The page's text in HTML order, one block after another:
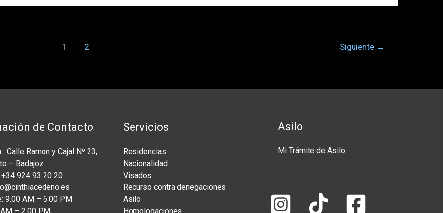
1 2 Siguiente →
de Contacto
Calle Ramon y Cajal Nº 23,
– Badajoz
+34 924 93 20 20
9.00 AM – 6.00 PM
– 2.00 PM
Servicios
Residencias
Nacionalidad
Visados
Recurso contra denegaciones
Asilo
Homologaciones
Asilo
Mi Trámite de Asilo